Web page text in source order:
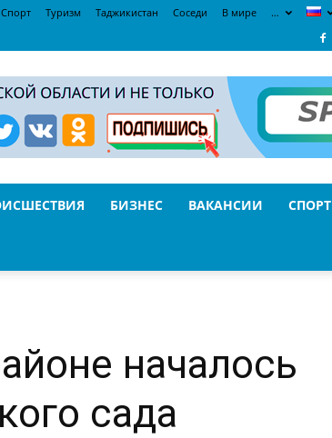
Спорт Туризм Таджикистан Соседи В мире …
БИЗНЕС ВАКАНСИИ СПОРТ
началось
сада